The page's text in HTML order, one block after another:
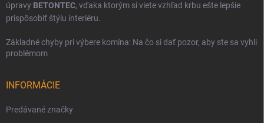
úpravy BETONTEC, vďaka ktorým si viete vzhľad krbu ešte lepšie
prispôsobiť štýlu interiéru.
Základné chyby pri výbere komína: Na čo si dať pozor, aby ste sa vyhli
problémom
INFORMÁCIE
Predávané značky